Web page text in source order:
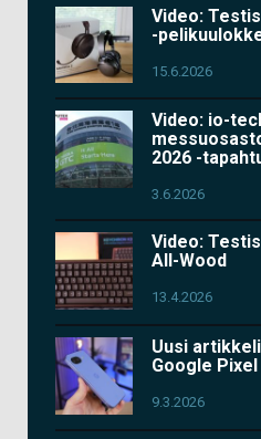
Video:
-
15.6.2026
Video: io-
2026 -
3.6.2026
Video:
All-Wood
13.4.2026
Uusi
Google Pixel
9.3.2026